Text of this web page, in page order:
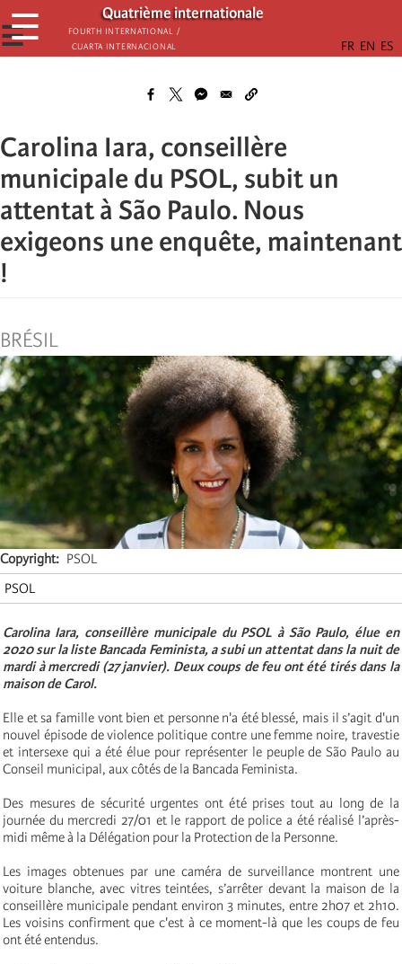
Skip
to
main
Quatrième internationale
Fourth International /
Cuarta Internacional
☰
☰
Carolina Iara, conseillère
municipale du PSOL, subit un
attentat à São Paulo. Nous
exigeons une enquête, maintenant
!
BRÉSIL
Copyright
PSOL
PSOL
Carolina Iara, conseillère municipale du PSOL à São Paulo, élue en
2020 sur la liste Bancada Feminista, a subi un attentat dans la nuit de
mardi à mercredi (27 janvier). Deux coups de feu ont été tirés dans la
maison de Carol.
Elle et sa famille vont bien et personne n'a été blessé, mais il s’agit d'un
nouvel épisode de violence politique contre une femme noire, travestie
et intersexe qui a été élue pour représenter le peuple de São Paulo au
Conseil municipal, aux côtés de la Bancada Feminista.
Des mesures de sécurité urgentes ont été prises tout au long de la
journée du mercredi 27/01 et le rapport de police a été réalisé l’après-
midi même à la Délégation pour la Protection de la Personne.
Les images obtenues par une caméra de surveillance montrent une
voiture blanche, avec vitres teintées, s’arrêter devant la maison de la
conseillère municipale pendant environ 3 minutes, entre 2h07 et 2h10.
Les voisins confirment que c'est à ce moment-là que les coups de feu
ont été entendus.